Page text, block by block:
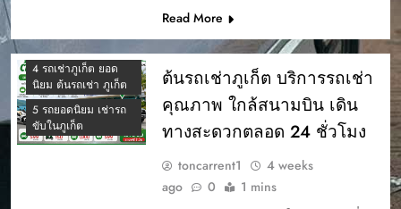
Read More
4 รถเช่าภูเก็ต ยอด
นิยม ต้นรถเช่า ภูเก็ต
5 รถยอดนิยม เช่ารถ
ขับในภูเก็ต
ต้นรถเช่าภูเก็ต บริการรถเช่า
คุณภาพ ใกล้สนามบิน เดิน
ทางสะดวกตลอด 24 ชั่วโมง
toncarrent1
4 weeks
ago
0 1 mins